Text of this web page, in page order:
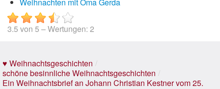
3.5 von 5 – Wertungen: 2
♥ Weihnachtsgeschichten /
schöne besinnliche Weihnachtsgeschichten /
Ein Weihnachtsbrief an Johann Christian Kestner vom 25.